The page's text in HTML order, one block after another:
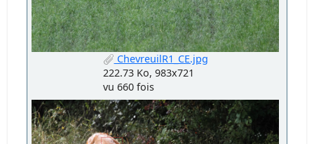
ChevreuilR1_CE.jpg
222.73 Ko, 983x721
vu 660 fois